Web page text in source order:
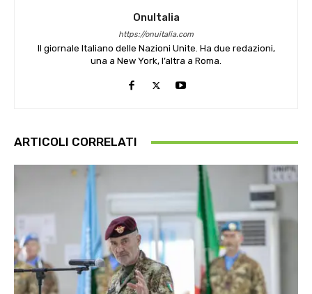
OnuItalia
https://onuitalia.com
Il giornale Italiano delle Nazioni Unite. Ha due redazioni,
una a New York, l’altra a Roma.
ARTICOLI CORRELATI